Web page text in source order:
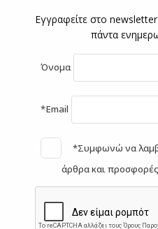
Εγγραφείτε στο newsletter
πάντα
Όνομα
*Email
*Συμφωνώ να
άρθρα και προσφορές